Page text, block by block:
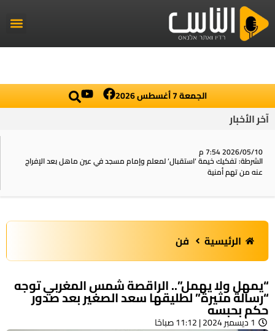
الجمعة 7 أغسطس 2026
آخر الأخبار
2026/05/10 7:54 م
الشرطة: تفكيك خيمة ‘استقبال‘ لمعلم وإمام مسجد في عين ماهل بعد الإفراج
عنه من تهم أمنية
الرئيسية فن
“يمهل ولا يهمل”.. الراقصة شمس المغربي توجه
“رسالة مثيرة” لطليقها سعد الصغير بعد صدور
حكم بحبسه
1 ديسمبر 2024 | 11:12 صباحًا